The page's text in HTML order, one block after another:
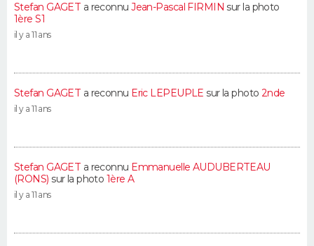
Stefan GAGET a reconnuJean-Pascal FIRMIN sur la photo
1ère S1
il y a 11 ans
Stefan GAGET a reconnu Eric LEPEUPLE sur la photo 2nde
il y a 11 ans
Stefan GAGET a reconnu Emmanuelle AUDUBERTEAU
(RONS) sur la photo 1ère A
il y a 11 ans